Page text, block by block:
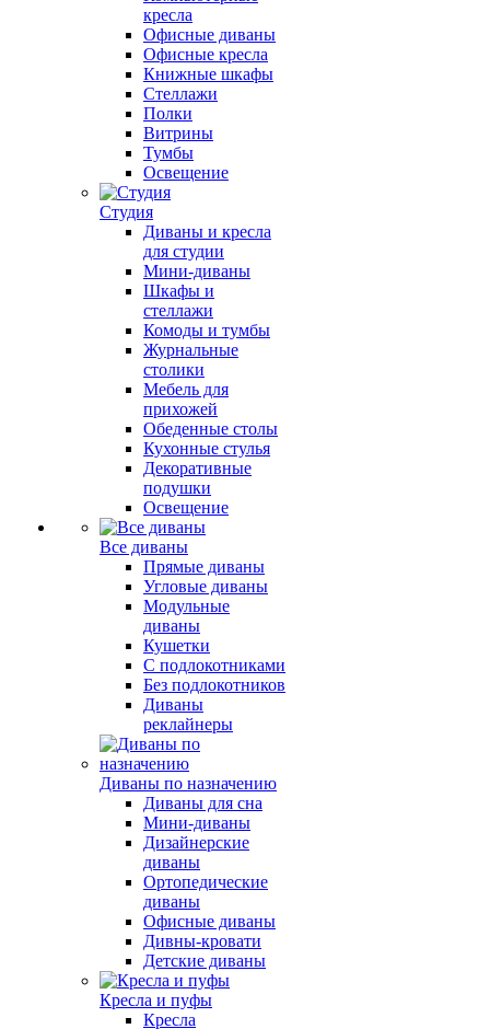
кресла
Офисные диваны
Офисные кресла
Книжные шкафы
Стеллажи
Полки
Витрины
Тумбы
Освещение
Студия
Диваны и кресла
для студии
Мини-диваны
Шкафы и
стеллажи
Комоды и тумбы
Журнальные
столики
Мебель для
прихожей
Обеденные столы
Кухонные стулья
Декоративные
подушки
Освещение
Все диваны
Прямые диваны
Угловые диваны
Модульные
диваны
Кушетки
С подлокотниками
Без подлокотников
Диваны
реклайнеры
Диваны по назначению
Диваны для сна
Мини-диваны
Дизайнерские
диваны
Ортопедические
диваны
Офисные диваны
Дивны-кровати
Детские диваны
Кресла и пуфы
Кресла